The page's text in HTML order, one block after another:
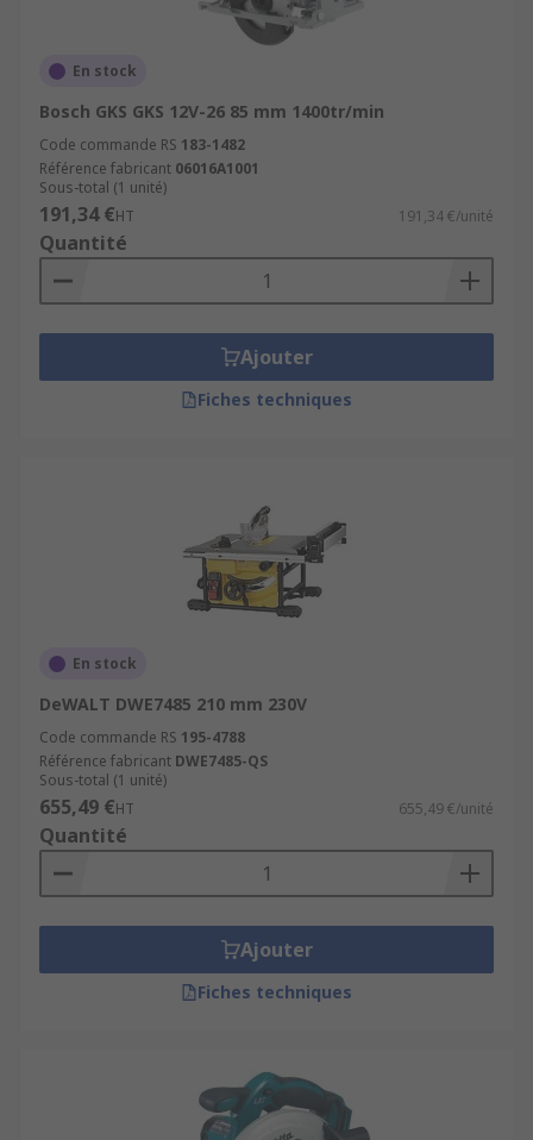
En stock
Bosch GKS GKS 12V-26 85 mm 1400tr/min
Code commande RS 183-1482
Référence fabricant 06016A1001
Sous-total (1 unité)
191,34 €HT 191,34 €/unité
Quantité
Ajouter
Fiches techniques
En stock
DeWALT DWE7485 210 mm 230V
Code commande RS 195-4788
Référence fabricant DWE7485-QS
Sous-total (1 unité)
655,49 €HT 655,49 €/unité
Quantité
Ajouter
Fiches techniques